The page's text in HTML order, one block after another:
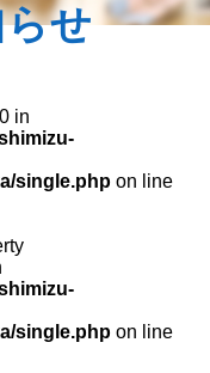
せ
in
single.php on line
single.php on line